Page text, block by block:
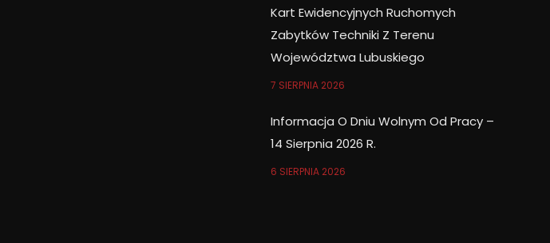
Kart Ewidencyjnych Ruchomych
Zabytków Techniki Z Terenu
Województwa Lubuskiego
7 SIERPNIA 2026
Informacja O Dniu Wolnym Od Pracy –
14 Sierpnia 2026 R.
6 SIERPNIA 2026